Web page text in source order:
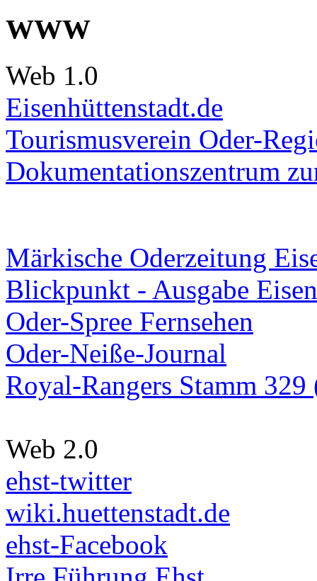
WWW
Web 1.0
Eisenhüttenstadt.de
Tourismusverein Oder-
Dokumentationszentrum
Märkische Oderzeitung
Blickpunkt - Ausgabe
Oder-Spree Fernsehen
Oder-Neiße-Journal
Royal-Rangers Stamm
Web 2.0
ehst-twitter
wiki.huettenstadt.de
ehst-Facebook